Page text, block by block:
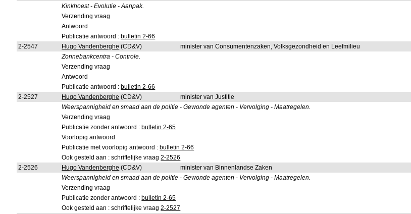
Kinkhoest - Evolutie - Aanpak.
Verzending vraag
Antwoord
Publicatie antwoord : bulletin 2-66
2-2547
Hugo Vandenberghe (CD&V)
minister van Consumentenzaken, Volksgezondheid en Leefmilieu
Zonnebankcentra - Controle.
Verzending vraag
Antwoord
Publicatie antwoord : bulletin 2-66
2-2527
Hugo Vandenberghe (CD&V)
minister van Justitie
Weerspannigheid en smaad aan de politie - Gewonde agenten - Vervolging - Maatregelen.
Verzending vraag
Publicatie zonder antwoord : bulletin 2-65
Voorlopig antwoord
Publicatie met voorlopig antwoord : bulletin 2-66
Ook gesteld aan : schriftelijke vraag2-2526
2-2526
Hugo Vandenberghe (CD&V)
minister van Binnenlandse Zaken
Weerspannigheid en smaad aan de politie - Gewonde agenten - Vervolging - Maatregelen.
Verzending vraag
Publicatie zonder antwoord : bulletin 2-65
Ook gesteld aan : schriftelijke vraag2-2527